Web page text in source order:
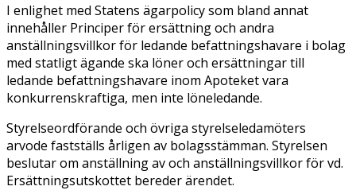
I enlighet med Statens ägarpolicy som bland annat
innehåller Principer för ersättning och andra
anställningsvillkor för ledande befattningshavare i bolag
med statligt ägande ska löner och ersättningar till
ledande befattningshavare inom Apoteket vara
konkurrenskraftiga, men inte löneledande.
Styrelseordförande och övriga styrelseledamöters
arvode fastställs årligen av bolagsstämman. Styrelsen
beslutar om anställning av och anställningsvillkor för vd.
Ersättningsutskottet bereder ärendet.